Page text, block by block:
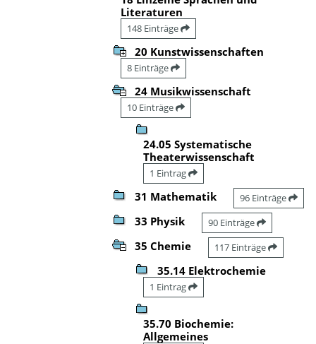
Literaturen
148 Einträge
20 Kunstwissenschaften
8 Einträge
24 Musikwissenschaft
10 Einträge
24.05 Systematische
Theaterwissenschaft
1 Eintrag
31 Mathematik 96 Einträge
33 Physik 90 Einträge
35 Chemie 117 Einträge
35.14 Elektrochemie
1 Eintrag
35.70 Biochemie:
Allgemeines